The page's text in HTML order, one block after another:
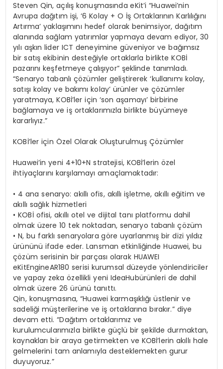
Steven Qin, açılış konuşmasında eKit’i “Huawei’nin
Avrupa dağıtım işi, ‘6 Kolay + O İş Ortaklarının Karlılığını
Artırma’ yaklaşımını hedef olarak benimsiyor, dağıtım
alanında sağlam yatırımlar yapmaya devam ediyor, 30
yılı aşkın lider ICT deneyimine güveniyor ve bağımsız
bir satış ekibinin desteğiyle ortaklarla birlikte KOBİ
pazarını keşfetmeye çalışıyor” şeklinde tanımladı.
“Senaryo tabanlı çözümler geliştirerek ‘kullanımı kolay,
satışı kolay ve bakımı kolay’ ürünler ve çözümler
yaratmaya, KOBİ’ler için ‘son aşamayı’ birbirine
bağlamaya ve iş ortaklarımızla birlikte büyümeye
kararlıyız.”
KOBİ’ler için Özel Olarak Oluşturulmuş Çözümler
Huawei’in yeni 4+10+N stratejisi, KOBİ’lerin özel
ihtiyaçlarını karşılamayı amaçlamaktadır:
• 4 ana senaryo: akıllı ofis, akıllı işletme, akıllı eğitim ve
akıllı sağlık hizmetleri
•KOBİ ofisi, akıllı otel ve dijital tanı platformu dahil
olmak üzere 10 tek noktadan, senaryo tabanlı çözüm
•N, bu farklı senaryolara göre uyarlanmış bir dizi yıldız
ürününü ifade eder. Lansman etkinliğinde Huawei, bu
çözüm serisinin bir parçası olarak HUAWEI
eKitEngineAR180 serisi kurumsal düzeyde yönlendiriciler
ve yapay zeka özellikli yeni IdeaHubürünleri de dahil
olmak üzere 26 ürünü tanıttı.
Qin, konuşmasına, “Huawei karmaşıklığı üstlenir ve
sadeliği müşterilerine ve iş ortaklarına bırakır.” diye
devam etti. “Dağıtım ortaklarımız ve
kurulumcularımızla birlikte güçlü bir şekilde durmaktan,
kaynakları bir araya getirmekten ve KOBİ’lerin akıllı hale
gelmelerini tam anlamıyla desteklemekten gurur
duyuyoruz.”